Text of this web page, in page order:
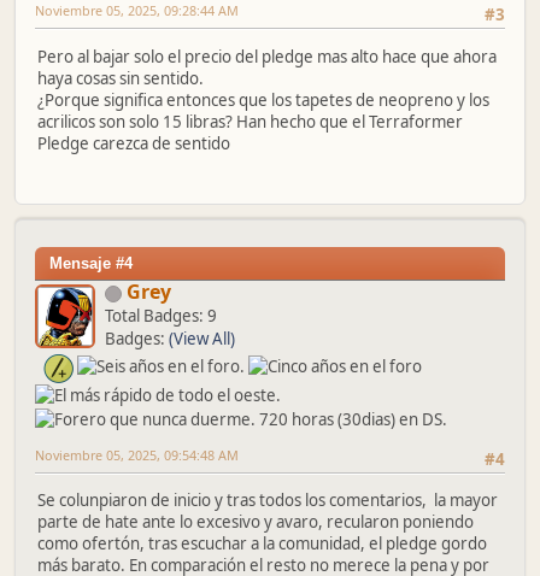
#3
Noviembre 05, 2025, 09:28:44 AM
Pero al bajar solo el precio del pledge mas alto hace que ahora
haya cosas sin sentido.
¿Porque significa entonces que los tapetes de neopreno y los
acrilicos son solo 15 libras? Han hecho que el Terraformer
Pledge carezca de sentido
Mensaje #4
Grey
Total Badges: 9
Badges: (View All)
#4
Noviembre 05, 2025, 09:54:48 AM
Se colunpiaron de inicio y tras todos los comentarios, la mayor
parte de hate ante lo excesivo y avaro, recularon poniendo
como ofertón, tras escuchar a la comunidad, el pledge gordo
más barato. En comparación el resto no merece la pena y por